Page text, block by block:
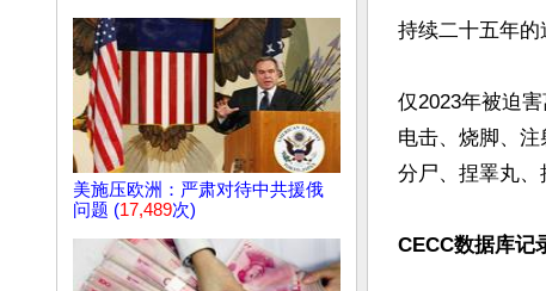
美施压欧洲：严肃对待中共援俄
问题 (17,489次)
持续二十五年的
仅2023年被迫
电击、烧脚、
分尸、捏睪丸、
CECC数据库记